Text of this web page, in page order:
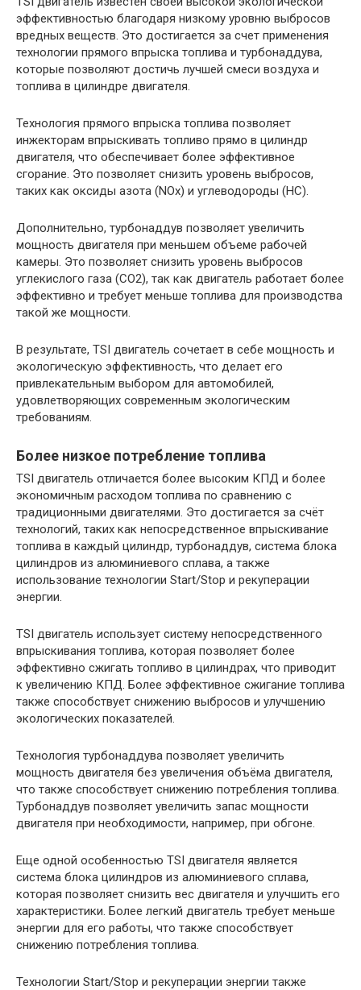
эффективностью благодаря низкому уровню выбросов
вредных веществ. Это достигается за счет применения
технологии прямого впрыска топлива и турбонаддува,
которые позволяют достичь лучшей смеси воздуха и
топлива в цилиндре двигателя.
Технология прямого впрыска топлива позволяет
инжекторам впрыскивать топливо прямо в цилиндр
двигателя, что обеспечивает более эффективное
сгорание. Это позволяет снизить уровень выбросов,
таких как оксиды азота (NOx) и углеводороды (HC).
Дополнительно, турбонаддув позволяет увеличить
мощность двигателя при меньшем объеме рабочей
камеры. Это позволяет снизить уровень выбросов
углекислого газа (CO2), так как двигатель работает более
эффективно и требует меньше топлива для производства
такой же мощности.
В результате, TSI двигатель сочетает в себе мощность и
экологическую эффективность, что делает его
привлекательным выбором для автомобилей,
удовлетворяющих современным экологическим
требованиям.
Более низкое потребление топлива
TSI двигатель отличается более высоким КПД и более
экономичным расходом топлива по сравнению с
традиционными двигателями. Это достигается за счёт
технологий, таких как непосредственное впрыскивание
топлива в каждый цилиндр, турбонаддув, система блока
цилиндров из алюминиевого сплава, а также
использование технологии Start/Stop и рекуперации
энергии.
TSI двигатель использует систему непосредственного
впрыскивания топлива, которая позволяет более
эффективно сжигать топливо в цилиндрах, что приводит
к увеличению КПД. Более эффективное сжигание топлива
также способствует снижению выбросов и улучшению
экологических показателей.
Технология турбонаддува позволяет увеличить
мощность двигателя без увеличения объёма двигателя,
что также способствует снижению потребления топлива.
Турбонаддув позволяет увеличить запас мощности
двигателя при необходимости, например, при обгоне.
Еще одной особенностью TSI двигателя является
система блока цилиндров из алюминиевого сплава,
которая позволяет снизить вес двигателя и улучшить его
характеристики. Более легкий двигатель требует меньше
энергии для его работы, что также способствует
снижению потребления топлива.
Технологии Start/Stop и рекуперации энергии также